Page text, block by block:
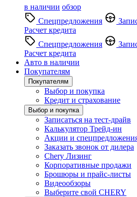
в наличии обзор
Спецпредложения
Расчет кредита
Спецпредложения
Расчет кредита
Авто в наличии
Покупателям
Покупателям
Выбор и покупка
Кредит и страхование
Выбор и покупка
Записаться на тест-драйв
Калькулятор Трейд-ин
Акции и
Заказать звонок от дилера
Chery Лизинг
Корпоративные продажи
Брошюры и прайс-листы
Видеообзоры
Выберите свой CHERY